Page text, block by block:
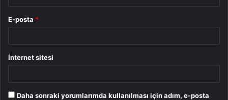
E-posta *
İnternet sitesi
Daha sonraki yorumlarımda kullanılması için adım, e-posta